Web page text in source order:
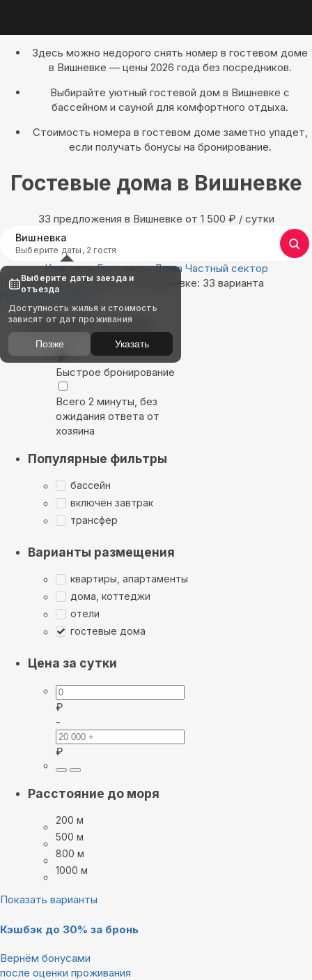
Здесь можно недорого снять номер в гостевом доме
в Вишневке — цены 2026 года без посредников.
Выбирайте уютный гостевой дом в Вишневке с
бассейном и сауной для комфортного отдыха.
Стоимость номера в гостевом доме заметно упадет,
если получать бонусы на бронирование.
Гостевые дома в Вишневке
33 предложения в Вишневке oт 1 500 ₽ / сутки
Вишневка
Выберите даты, 2 гостя
Квартиры Гостиницы Дома Частный сектор
Найдём, где остановиться в Вишневке: 33 варианта
Показать на карте
Выбирайте лучшее
Быстрое бронирование
Всего 2 минуты, без
ожидания ответа от
хозяина
Популярные фильтры
бассейн
включён завтрак
трансфер
Варианты размещения
квартиры, апартаменты
дома, коттеджи
отели
гостевые дома
Цена за сутки
₽
-
₽
Расстояние до моря
200 м
500 м
800 м
1000 м
Показать варианты
Кэшбэк до 30% за бронь
Вернём бонусами
после оценки проживания
Выберите даты заезда и
отъезда
Доступность жилья и стоимость
зависят от дат проживания
Позже Указать